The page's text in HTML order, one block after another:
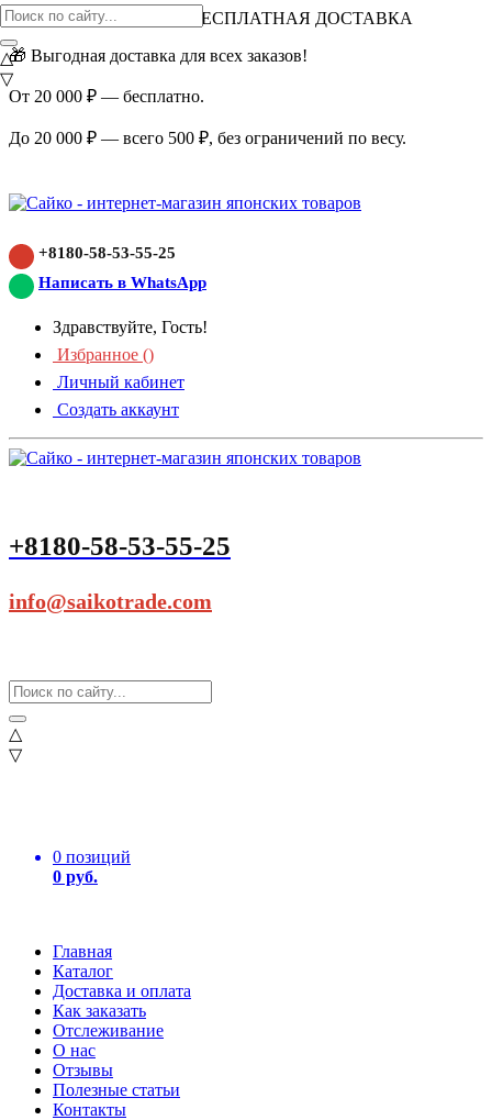
ВНИМАНИЕ АКЦИЯ!
БЕСПЛАТНАЯ ДОСТАВКА
🎁 Выгодная доставка для всех заказов!
От 20 000 ₽ — бесплатно.
До 20 000 ₽ — всего 500 ₽, без ограничений по весу.
+8180-58-53-55-25
Написать в WhatsApp
Здравствуйте, Гость!
Избранное ()
Личный кабинет
Создать аккаунт
+8180-58-53-55-25
info@saikotrade.com
△
▽
0 позиций
0 руб.
Главная
Каталог
Доставка и оплата
Как заказать
Отслеживание
О нас
Отзывы
Полезные статьи
Контакты
△
▽